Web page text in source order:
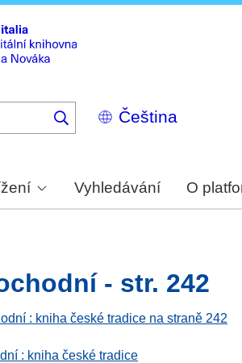
Select
your
Vyhledávání O
- str. 242
: kniha české tradice na straně 242
: kniha české tradice